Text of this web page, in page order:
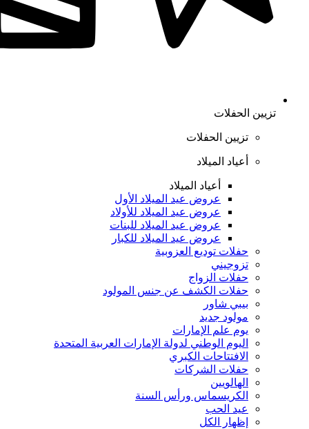
تزيين الحفلات
تزيين الحفلات
أعياد الميلاد
أعياد الميلاد
عروض عيد الميلاد الأول
عروض عيد الميلاد للأولاد
عروض عيد الميلاد للبنات
عروض عيد الميلاد للكبار
حفلات توديع العزوبية
تزوجيني
حفلات الزواج
حفلات الكشف عن جنس المولود
بيبي شاور
مولود جديد
يوم علم الإمارات
اليوم الوطني لدولة الإمارات العربية المتحدة
الافتتاحات الكبري
حفلات الشركات
الهالويين
الكريسماس ورأس السنة
عيد الحب
إظهار الكل